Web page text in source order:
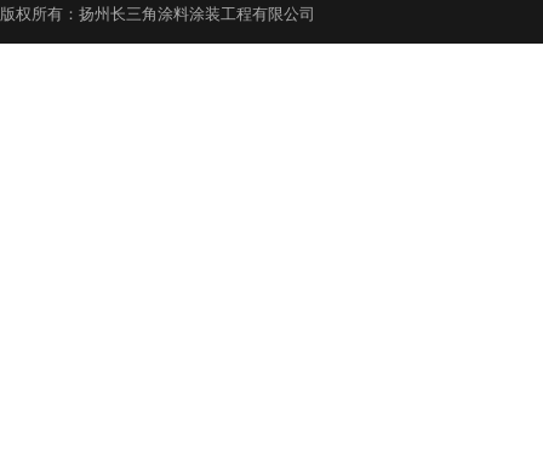
版权所有：扬州长三角涂料涂装工程有限公司